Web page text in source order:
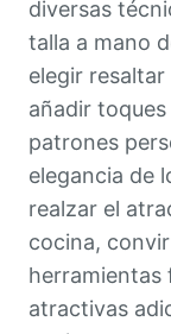
diversas
talla a mano
elegir
añadir
patrones
elegancia de
realzar el
cocina,
herramientas
atractivas